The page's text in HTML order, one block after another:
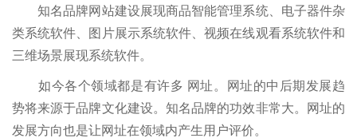
知名品牌网站建设展现商品智能管理系统、电子器件杂
类系统软件、图片展示系统软件、视频在线观看系统软件和
三维场景展现系统软件。
如今各个领域都是有许多 网址。网址的中后期发展趋
势将来源于品牌文化建设。知名品牌的功效非常大。网址的
发展方向也是让网址在领域内产生用户评价。